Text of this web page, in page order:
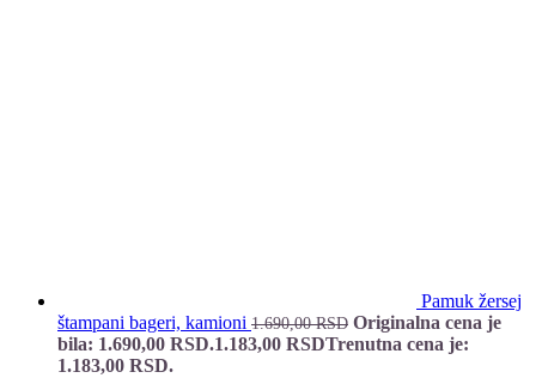
Pamuk žersej
štampani bageri, kamioni 1.690,00RSD Originalna cena je
bila: 1.690,00 RSD.1.183,00 RSDTrenutna cena je:
1.183,00 RSD.